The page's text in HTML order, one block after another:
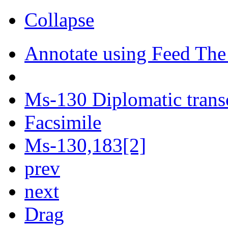
Collapse
Annotate using Feed
Ms-130 Diplomatic
Facsimile
Ms-130,183[2]
prev
next
Drag